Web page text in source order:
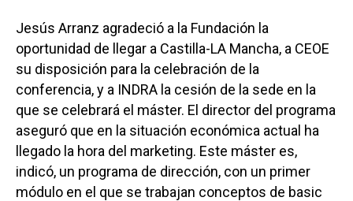
Jesús Arranz agradeció a la Fundación la
oportunidad de llegar a Castilla-LA Mancha, a CEOE
su disposición para la celebración de la
conferencia, y a INDRA la cesión de la sede en la
que se celebrará el máster. El director del programa
aseguró que en la situación económica actual ha
llegado la hora del marketing. Este máster es,
indicó, un programa de dirección, con un primer
módulo en el que se trabajan conceptos de basic